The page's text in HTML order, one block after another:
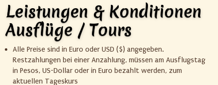
Leistungen & Konditionen
Ausflüge / Tours
Alle Preise sind in Euro oder USD ($) angegeben.
Restzahlungen bei einer Anzahlung, müssen am Ausflugstag
in Pesos, US-Dollar oder in Euro bezahlt werden, zum
aktuellen Tageskurs